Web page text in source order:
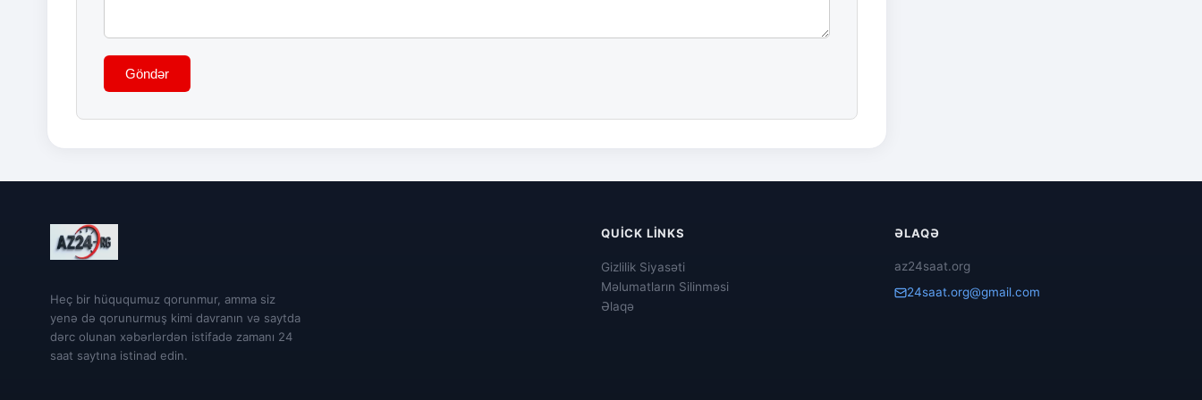
Göndər
Heç bir hüququmuz qorunmur, amma siz
yenə də qorunurmuş kimi davranın və saytda
dərc olunan xəbərlərdən istifadə zamanı 24
saat saytına istinad edin.
QUICK LINKS
Gizlilik Siyasəti
Məlumatların Silinməsi
Əlaqə
ƏLAQƏ
az24saat.org
24saat.org@gmail.com